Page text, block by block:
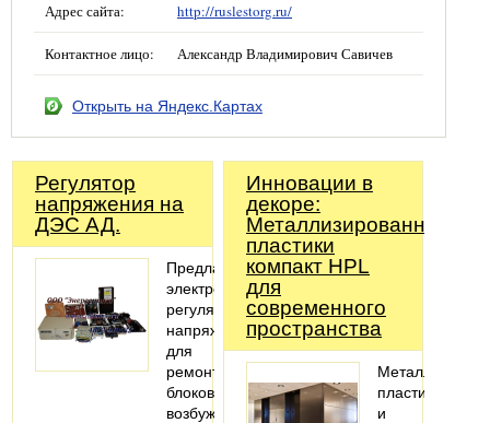
Адрес сайта: http://ruslestorg.ru/
Контактное лицо: Александр Владимирович Савичев
Открыть на Яндекс.Картах
Регулятор
напряжения на
ДЭС АД.
Предлагаем
электронные
регуляторы
напряжения
для
ремонта
блоков
возбуждения
Инновации в
декоре:
Металлизированные
пластики
компакт HPL
для
современного
пространства
пластики
и